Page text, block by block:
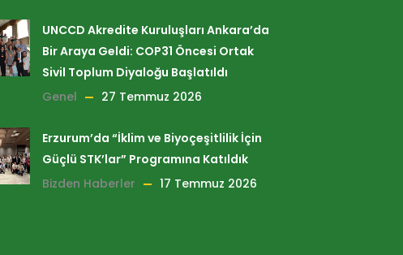
UNCCD Akredite Kuruluşları Ankara’da
Bir Araya Geldi: COP31 Öncesi Ortak
Sivil Toplum Diyaloğu Başlatıldı
Genel
27 Temmuz 2026
Erzurum’da “İklim ve Biyoçeşitlilik İçin
Güçlü STK’lar” Programına Katıldık
Bizden Haberler
17 Temmuz 2026